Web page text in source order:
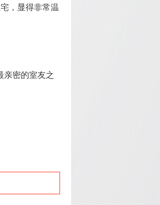
，显得非常温
亲密的室友之